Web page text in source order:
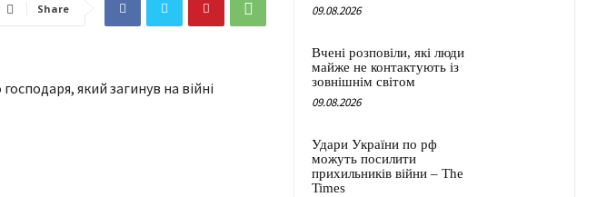
Share 09.08.2026
Вчені розповіли, які люди
майже не контактують із
зовнішнім світом
09.08.2026
Удари України по рф
можуть посилити
прихильників війни – The
Times